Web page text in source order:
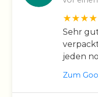
Sehr
jeden
Zum